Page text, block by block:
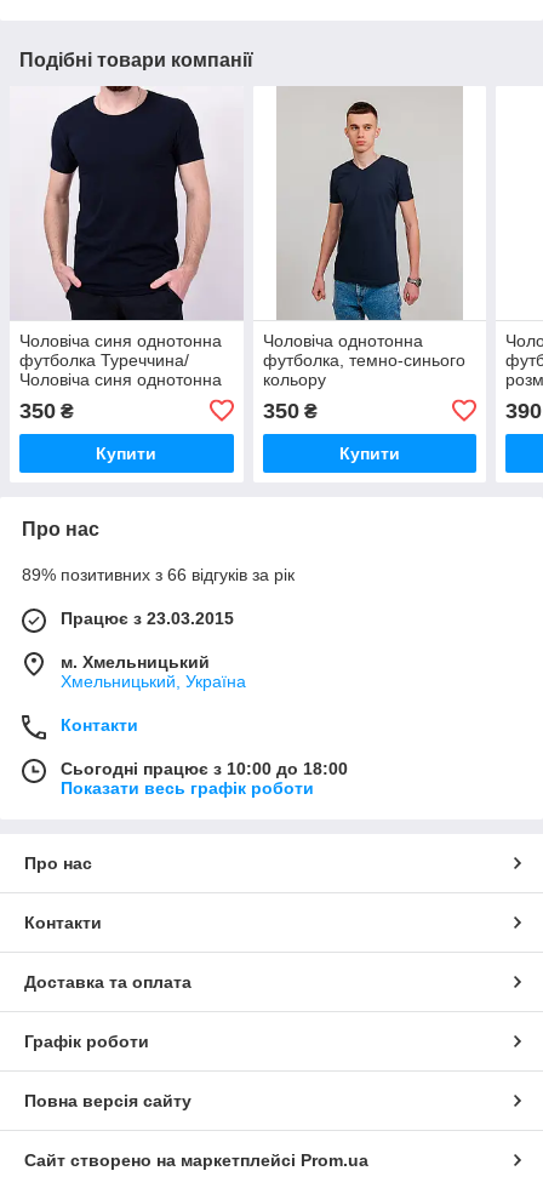
Подібні товари компанії
Чоловіча синя однотонна
футболка Туреччина/
Чоловіча синя однотонна
350 ₴
Купити
Чоловіча однотонна
футболка, темно-синього
кольору
350₴
Купити
390
Про нас
89% позитивних з 66 відгуків за рік
Працює з 23.03.2015
м. Хмельницький
Хмельницький, Україна
Контакти
Сьогодні працює з 10:00 до 18:00
Показати весь графік роботи
Про нас
Контакти
Доставка та оплата
Графік роботи
Повна версія сайту
Сайт створено на маркетплейсі Prom.ua